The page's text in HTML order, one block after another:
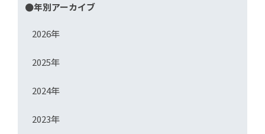
●年別アーカイブ
2026年
2025年
2024年
2023年